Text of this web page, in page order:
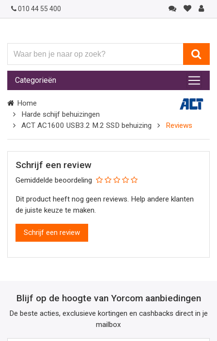
010 44 55 400
ben
je
naar
op
zoek?
Categorieën
Home
Harde schijf behuizingen
ACT AC1600 USB3.2 M.2 SSD behuizing
Reviews
Schrijf een review
Gemiddelde beoordeling
Dit product heeft nog geen reviews. Help andere klanten
de juiste keuze te maken.
Schrijf een review
Blijf op de hoogte van Yorcom aanbiedingen
De beste acties, exclusieve kortingen en cashbacks direct in je
mailbox